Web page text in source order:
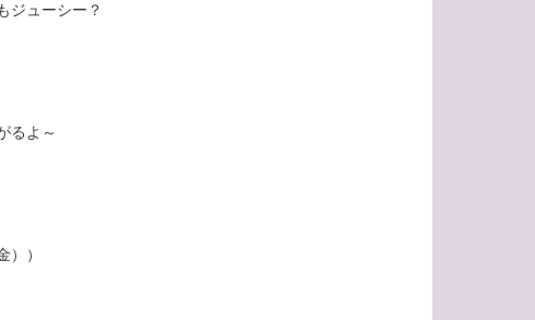
ジューシー？
るよ～
）